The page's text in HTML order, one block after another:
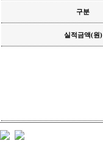
구분
실적금액(원)